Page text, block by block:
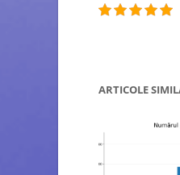
ARTICOLE